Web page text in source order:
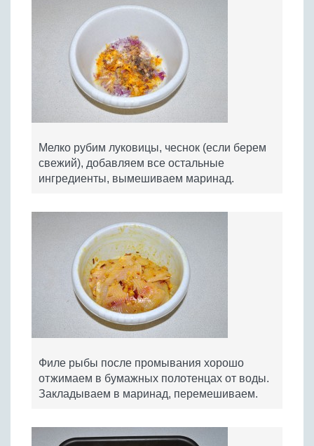
Мелко рубим луковицы, чеснок (если берем
свежий), добавляем все остальные
ингредиенты, вымешиваем маринад.
Филе рыбы после промывания хорошо
отжимаем в бумажных полотенцах от воды.
Закладываем в маринад, перемешиваем.